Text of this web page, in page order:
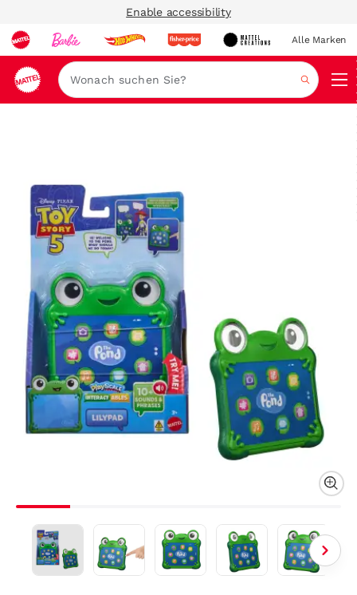
Enable accessibility
Alle Marken
Suche